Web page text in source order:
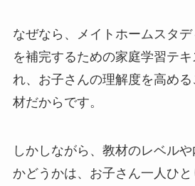
なぜなら、メイトホームスタ
を補完するための家庭学習テ
れ、お子さんの理解度を高め
材だからです。
しかしながら、教材のレベル
かどうかは、お子さん一人ひ